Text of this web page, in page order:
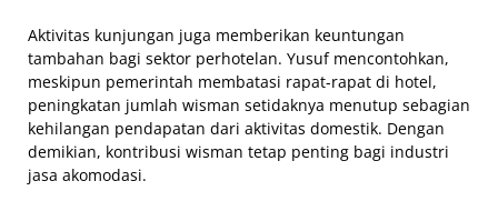
Aktivitas kunjungan juga memberikan keuntungan
tambahan bagi sektor perhotelan. Yusuf mencontohkan,
meskipun pemerintah membatasi rapat-rapat di hotel,
peningkatan jumlah wisman setidaknya menutup sebagian
kehilangan pendapatan dari aktivitas domestik. Dengan
demikian, kontribusi wisman tetap penting bagi industri
jasa akomodasi.